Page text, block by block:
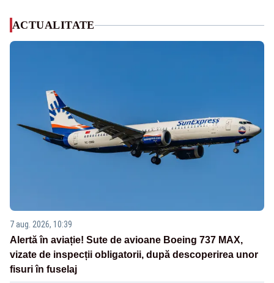
ACTUALITATE
7 aug. 2026, 10:39
Alertă în aviație! Sute de avioane Boeing 737 MAX,
vizate de inspecții obligatorii, după descoperirea unor
fisuri în fuselaj